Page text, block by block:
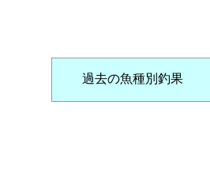
過去の魚種別釣果